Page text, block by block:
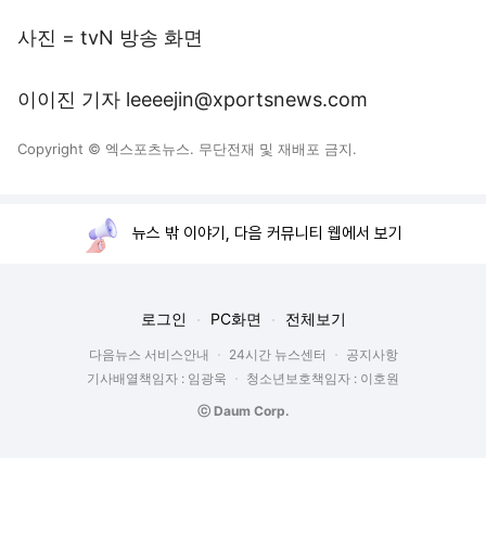
사진 = tvN 방송 화면
이이진 기자 leeeejin@xportsnews.com
Copyright © 엑스포츠뉴스. 무단전재 및 재배포 금지.
뉴스 밖 이야기, 다음 커뮤니티 웹에서 보기
로그인 PC화면 전체보기
다음뉴스 서비스안내 24시간 뉴스센터
공지사항
기사배열책임자 : 임광욱
청소년보호책임자 : 이호원
ⓒ Daum Corp.